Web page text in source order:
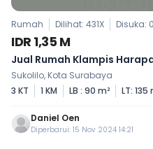
Rumah Dilihat: 431X Disuka: 0
IDR 1,35 M
Jual Rumah Klampis
Sukolilo, Kota Surabaya
3 KT
1 KM LB : 90 m² LT: 135
Daniel Oen
Diperbarui: 15 Nov 2024 14:21